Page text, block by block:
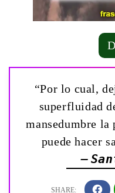
“Por lo cual,
superfluidad
mansedumbre
puede hacer
—